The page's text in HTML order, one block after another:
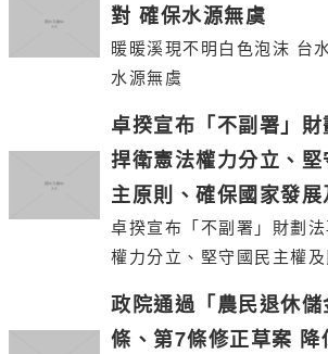
對 確保水源無虞
暖暖溪現不明白色泡沫 台
水源無虞
卓揆宣布「不副署」
捍衛憲法權力分立、
主原則、確保國家發
卓揆宣布「不副署」財劃
權力分立、堅守國民主權
政院通過「農民退休
條、第7條修正草案